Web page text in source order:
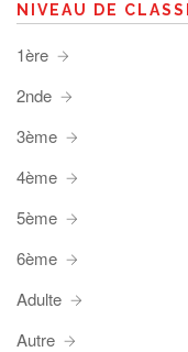
NIVEAU DE
1ère
2nde
3ème
4ème
5ème
6ème
Adulte
Autre